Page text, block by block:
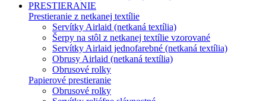
PRESTIERANIE
Prestieranie z netkanej textílie
Servítky Airlaid (netkaná textília)
Šerpy na stôl z netkanej textílie vzorované
Servítky Airlaid jednofarebné (netkaná textília)
Obrusy Airlaid (netkaná textília)
Obrusové rolky
Papierové prestieranie
Obrusové rolky